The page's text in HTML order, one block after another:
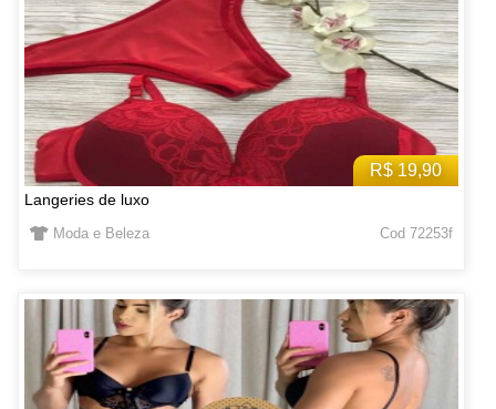
R$ 19,90
Langeries de luxo
Moda e Beleza Cod 72253f